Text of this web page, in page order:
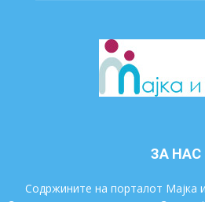
ЗА НАС
Содржините на порталот Мајка